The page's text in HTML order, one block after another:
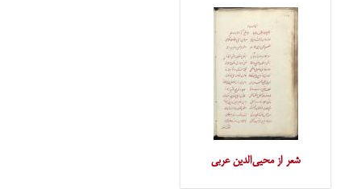
شعر از محیی‌الدین عربی